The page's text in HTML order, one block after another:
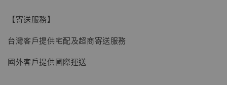
【寄送服務】
台灣客戶提供宅配及超商寄送服務
國外客戶提供國際運送